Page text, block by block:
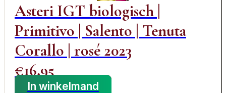
Asteri IGT biologisch |
Primitivo | Salento | Tenuta
Corallo | rosé 2023
€16,95
In winkelmand